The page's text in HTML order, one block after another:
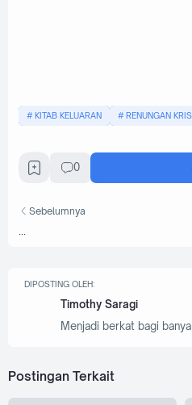
KITAB KELUARAN RENUNGAN
0
Sebelumnya
DIPOSTING OLEH:
Timothy Saragi
Menjadi berkat bagi
Postingan Terkait